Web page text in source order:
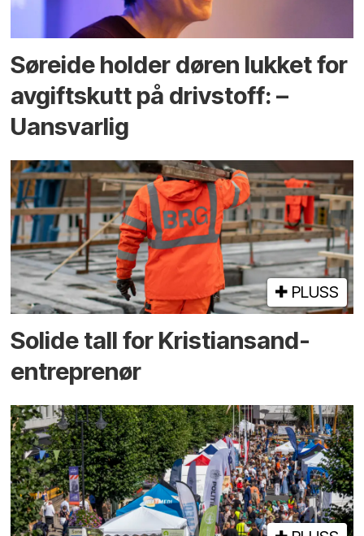
Søreide holder døren lukket for
avgiftskutt på drivstoff: –
Uansvarlig
PLUSS
Solide tall for Kristiansand-
entreprenør